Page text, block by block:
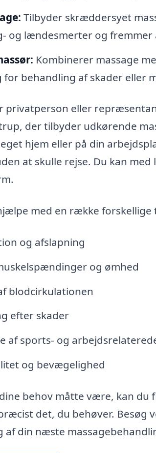
Tilbyder skræddersyet
og lændesmerter og fremmer
Kombinerer massage
for behandling af skader eller
privatperson eller
der tilbyder udkørende
hjem eller på din
at skulle rejse. Du kan
med en række
og afslapning
og ømhed
blodcirkulationen
efter skader
af sports- og
og bevægelighed
behov måtte være, kan
det, du behøver. Besøg
af din næste